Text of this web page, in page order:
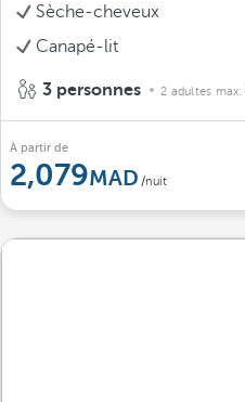
Sèche-cheveux
Canapé-lit
3 personnes 2 adultes max.
À partir de
2,079 /nuit